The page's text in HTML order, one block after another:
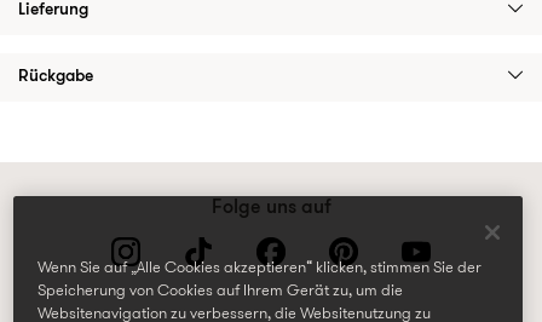
Lieferung
Rückgabe
Folge uns auf
Wenn Sie auf „Alle Cookies akzeptieren“ klicken, stimmen Sie der
Speicherung von Cookies auf Ihrem Gerät zu, um die
Websitenavigation zu verbessern, die Websitenutzung zu